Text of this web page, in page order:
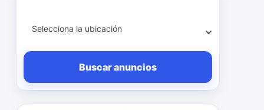
Selecciona la ubicación
Buscar anuncios